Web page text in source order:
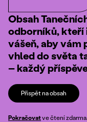
Obsah
odborníků, kteří
vášeň, aby vám
vhled do světa
– každý
Přispět na obsah
Pokračovatve čtení zdarma.